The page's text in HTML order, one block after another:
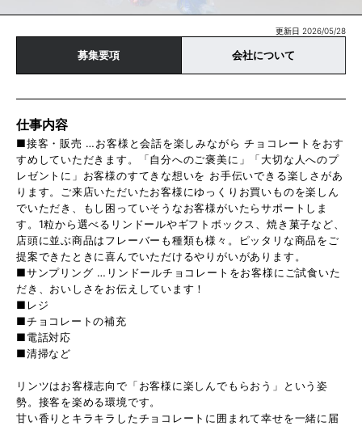
更新日 2026/05/28
募集要項 会社について
仕事内容
■接客・販売 …お客様と会話を楽しみながら チョコレートをおす
すめしていただきます。「自分へのご褒美に」「大切な人へのプ
レゼントに」お客様のすてきな想いを お手伝いできる楽しさがあ
ります。ご来店いただいたお客様にゆっくりお買いものを楽しん
でいただき、もし困っていそうなお客様がいたらサポートしま
す。1粒から選べるリンドールやギフトボックス、焼き菓子など、
店頭に並ぶ商品はフレーバーも種類も様々。ピッタリな商品をご
提案できたときに喜んでいただけるやりがいがあります。
■サンプリング …リンドールチョコレートをお客様にご試食いた
だき、おいしさをお伝えしています！
■レジ
■チョコレートの補充
■電話対応
■清掃など
リンツはお客様志向で「お客様に楽しんでもらおう」という姿
勢。接客を楽める環境です。
甘い香りとキラキラしたチョコレートに囲まれて幸せを一緒に届